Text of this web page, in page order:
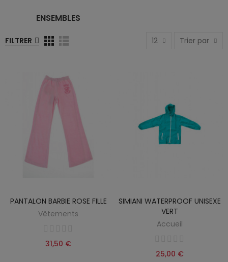
ENSEMBLES
FILTRER 12 Trier par
PANTALON BARBIE ROSE FILLE
Vêtements
31,50 €
SIMIANI WATERPROOF UNISEXE
VERT
Accueil
25,00 €